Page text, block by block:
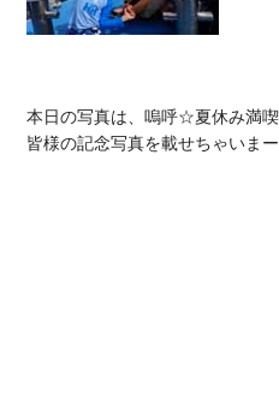
本日の写真は、嗚呼☆夏休み満
皆様の記念写真を載せちゃいま